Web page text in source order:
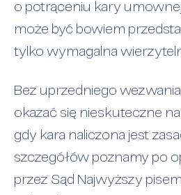
o potrąceniu kary
może być bowiem
tylko wymagalna
Bez uprzedniego
okazać się nieskuteczne
gdy kara naliczona jest
szczegółów poznamy po
przez Sąd Najwyższy